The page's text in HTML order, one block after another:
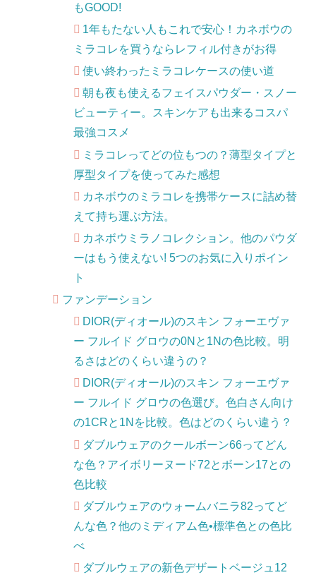
もGOOD!
1年もたない人もこれで安心！カネボウの
ミラコレを買うならレフィル付きがお得
使い終わったミラコレケースの使い道
朝も夜も使えるフェイスパウダー・スノー
ビューティー。スキンケアも出来るコスパ
最強コスメ
ミラコレってどの位もつの？薄型タイプと
厚型タイプを使ってみた感想
カネボウのミラコレを携帯ケースに詰め替
えて持ち運ぶ方法。
カネボウミラノコレクション。他のパウダ
ーはもう使えない! 5つのお気に入りポイン
ト
ファンデーション
DIOR(ディオール)のスキン フォーエヴァ
ー フルイド グロウの0Nと1Nの色比較。明
るさはどのくらい違うの？
DIOR(ディオール)のスキン フォーエヴァ
ー フルイド グロウの色選び。色白さん向け
の1CRと1Nを比較。色はどのくらい違う？
ダブルウェアのクールボーン66ってどん
な色？アイボリーヌード72とボーン17との
色比較
ダブルウェアのウォームバニラ82ってど
んな色？他のミディアム色•標準色との色比
べ
ダブルウェアの新色デザートベージュ12